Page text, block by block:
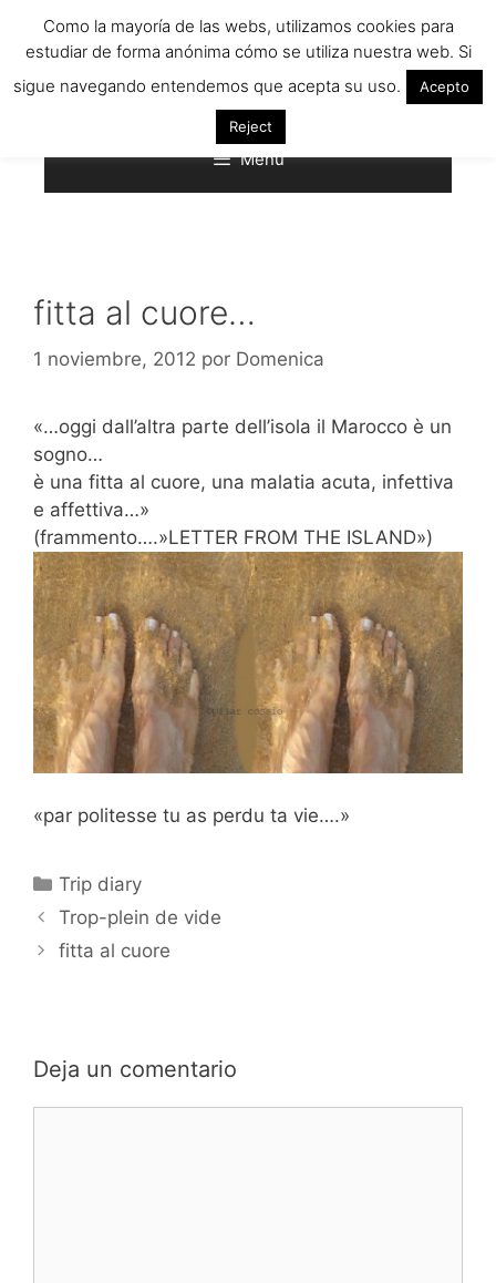
Menú
fitta al cuore…
1 noviembre, 2012 por Domenica
«…oggi dall’altra parte dell’isola il Marocco è un
sogno…
è una fitta al cuore, una malatia acuta, infettiva
e affettiva…»
(frammento….»LETTER FROM THE ISLAND»)
«par politesse tu as perdu ta vie….»
Categorías
Trip diary
Trop-plein de vide
fitta al cuore
Deja un comentario
Como la mayoría de las webs, utilizamos cookies para
estudiar de forma anónima cómo se utiliza nuestra web. Si
sigue navegando entendemos que acepta su uso.
Acepto
Reject